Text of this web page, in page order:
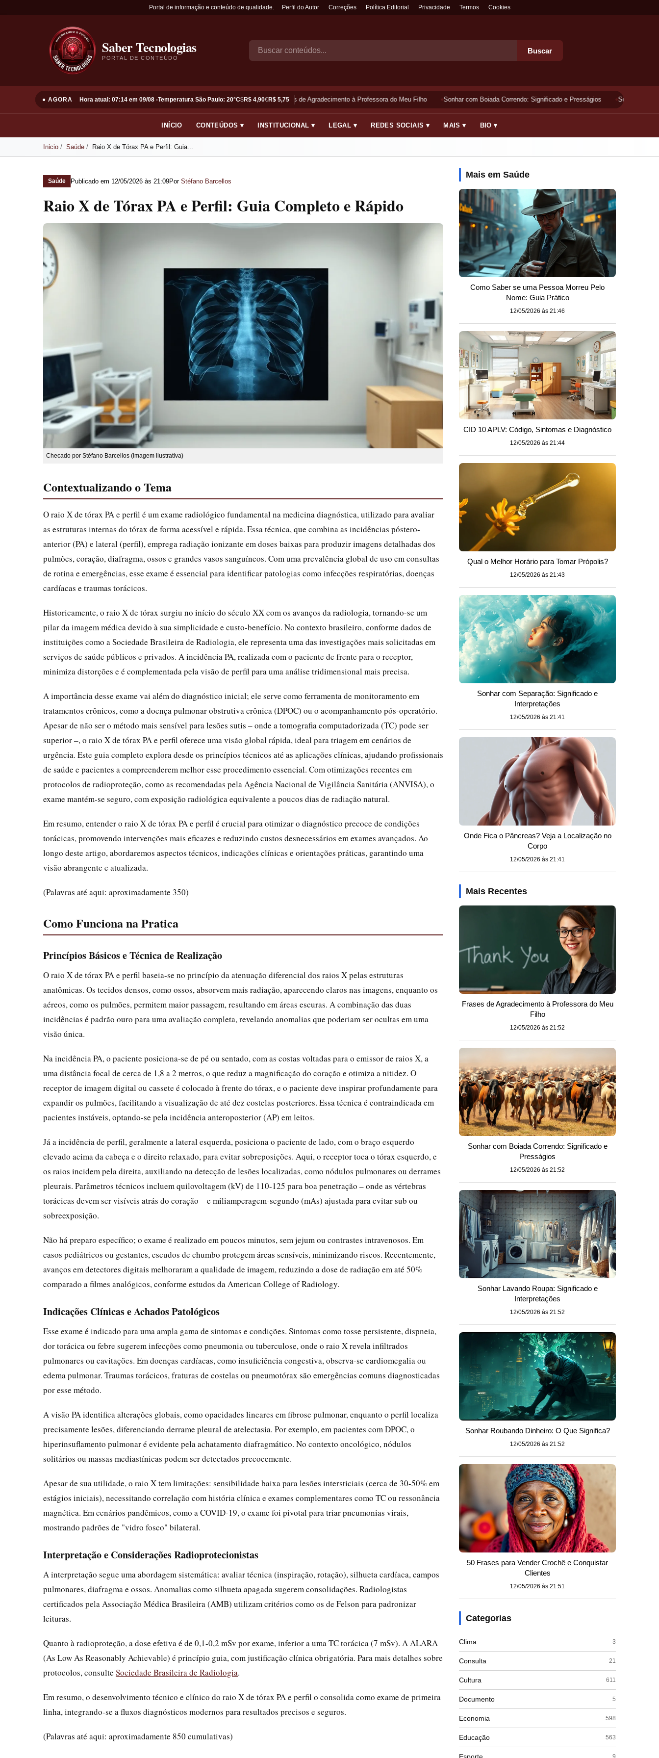
Portal de informação e conteúdo de qualidade. Perfil do Autor Correções Política Editorial Privacidade Termos Cookies
Saber Tecnologias
PORTAL DE CONTEÚDO
Buscar
● AGORA Hora atual: 07:14 em 09/08 -Temperatura São Paulo: 20°C$R$ 4,90€R$ 5,75
Frases de Agradecimento à Professora do Meu Filho Sonhar com Boiada Correndo: Significado e Presságios Sonhar
INÍCIO CONTEÚDOS ▾ INSTITUCIONAL ▾ LEGAL ▾ REDES SOCIAIS ▾ MAIS ▾ BIO ▾
Inicio Saúde Raio X de Tórax PA e Perfil: Guia...
Saúde Publicado em 12/05/2026 às 21:09Por Stéfano Barcellos
Raio X de Tórax PA e Perfil: Guia Completo e Rápido
Checado por Stéfano Barcellos (imagem ilustrativa)
Contextualizando o Tema
O raio X de tórax PA e perfil é um exame radiológico fundamental na medicina diagnóstica, utilizado para avaliar
as estruturas internas do tórax de forma acessível e rápida. Essa técnica, que combina as incidências póstero-
anterior (PA) e lateral (perfil), emprega radiação ionizante em doses baixas para produzir imagens detalhadas dos
pulmões, coração, diafragma, ossos e grandes vasos sanguíneos. Com uma prevalência global de uso em consultas
de rotina e emergências, esse exame é essencial para identificar patologias como infecções respiratórias, doenças
cardíacas e traumas torácicos.
Historicamente, o raio X de tórax surgiu no início do século XX com os avanços da radiologia, tornando-se um
pilar da imagem médica devido à sua simplicidade e custo-benefício. No contexto brasileiro, conforme dados de
instituições como a Sociedade Brasileira de Radiologia, ele representa uma das investigações mais solicitadas em
serviços de saúde públicos e privados. A incidência PA, realizada com o paciente de frente para o receptor,
minimiza distorções e é complementada pela visão de perfil para uma análise tridimensional mais precisa.
A importância desse exame vai além do diagnóstico inicial; ele serve como ferramenta de monitoramento em
tratamentos crônicos, como a doença pulmonar obstrutiva crônica (DPOC) ou o acompanhamento pós-operatório.
Apesar de não ser o método mais sensível para lesões sutis – onde a tomografia computadorizada (TC) pode ser
superior –, o raio X de tórax PA e perfil oferece uma visão global rápida, ideal para triagem em cenários de
urgência. Este guia completo explora desde os princípios técnicos até as aplicações clínicas, ajudando profissionais
de saúde e pacientes a compreenderem melhor esse procedimento essencial. Com otimizações recentes em
protocolos de radioproteção, como as recomendadas pela Agência Nacional de Vigilância Sanitária (ANVISA), o
exame mantém-se seguro, com exposição radiológica equivalente a poucos dias de radiação natural.
Em resumo, entender o raio X de tórax PA e perfil é crucial para otimizar o diagnóstico precoce de condições
torácicas, promovendo intervenções mais eficazes e reduzindo custos desnecessários em exames avançados. Ao
longo deste artigo, abordaremos aspectos técnicos, indicações clínicas e orientações práticas, garantindo uma
visão abrangente e atualizada.
(Palavras até aqui: aproximadamente 350)
Como Funciona na Pratica
Princípios Básicos e Técnica de Realização
O raio X de tórax PA e perfil baseia-se no princípio da atenuação diferencial dos raios X pelas estruturas
anatômicas. Os tecidos densos, como ossos, absorvem mais radiação, aparecendo claros nas imagens, enquanto os
aéreos, como os pulmões, permitem maior passagem, resultando em áreas escuras. A combinação das duas
incidências é padrão ouro para uma avaliação completa, revelando anomalias que poderiam ser ocultas em uma
visão única.
Na incidência PA, o paciente posiciona-se de pé ou sentado, com as costas voltadas para o emissor de raios X, a
uma distância focal de cerca de 1,8 a 2 metros, o que reduz a magnificação do coração e otimiza a nitidez. O
receptor de imagem digital ou cassete é colocado à frente do tórax, e o paciente deve inspirar profundamente para
expandir os pulmões, facilitando a visualização de até dez costelas posteriores. Essa técnica é contraindicada em
pacientes instáveis, optando-se pela incidência anteroposterior (AP) em leitos.
Já a incidência de perfil, geralmente a lateral esquerda, posiciona o paciente de lado, com o braço esquerdo
elevado acima da cabeça e o direito relaxado, para evitar sobreposições. Aqui, o receptor toca o tórax esquerdo, e
os raios incidem pela direita, auxiliando na detecção de lesões localizadas, como nódulos pulmonares ou derrames
pleurais. Parâmetros técnicos incluem quilovoltagem (kV) de 110-125 para boa penetração – onde as vértebras
torácicas devem ser visíveis atrás do coração – e miliamperagem-segundo (mAs) ajustada para evitar sub ou
sobreexposição.
Não há preparo específico; o exame é realizado em poucos minutos, sem jejum ou contrastes intravenosos. Em
casos pediátricos ou gestantes, escudos de chumbo protegem áreas sensíveis, minimizando riscos. Recentemente,
avanços em detectores digitais melhoraram a qualidade de imagem, reduzindo a dose de radiação em até 50%
comparado a filmes analógicos, conforme estudos da American College of Radiology.
Indicações Clínicas e Achados Patológicos
Esse exame é indicado para uma ampla gama de sintomas e condições. Sintomas como tosse persistente, dispneia,
dor torácica ou febre sugerem infecções como pneumonia ou tuberculose, onde o raio X revela infiltrados
pulmonares ou cavitações. Em doenças cardíacas, como insuficiência congestiva, observa-se cardiomegalia ou
edema pulmonar. Traumas torácicos, fraturas de costelas ou pneumotórax são emergências comuns diagnosticadas
por esse método.
A visão PA identifica alterações globais, como opacidades lineares em fibrose pulmonar, enquanto o perfil localiza
precisamente lesões, diferenciando derrame pleural de atelectasia. Por exemplo, em pacientes com DPOC, o
hiperinsuflamento pulmonar é evidente pela achatamento diafragmático. No contexto oncológico, nódulos
solitários ou massas mediastínicas podem ser detectados precocemente.
Apesar de sua utilidade, o raio X tem limitações: sensibilidade baixa para lesões intersticiais (cerca de 30-50% em
estágios iniciais), necessitando correlação com história clínica e exames complementares como TC ou ressonância
magnética. Em cenários pandêmicos, como a COVID-19, o exame foi pivotal para triar pneumonias virais,
mostrando padrões de "vidro fosco" bilateral.
Interpretação e Considerações Radioprotecionistas
A interpretação segue uma abordagem sistemática: avaliar técnica (inspiração, rotação), silhueta cardíaca, campos
pulmonares, diafragma e ossos. Anomalias como silhueta apagada sugerem consolidações. Radiologistas
certificados pela Associação Médica Brasileira (AMB) utilizam critérios como os de Felson para padronizar
leituras.
Quanto à radioproteção, a dose efetiva é de 0,1-0,2 mSv por exame, inferior a uma TC torácica (7 mSv). A ALARA
(As Low As Reasonably Achievable) é princípio guia, com justificação clínica obrigatória. Para mais detalhes sobre
protocolos, consulte Sociedade Brasileira de Radiologia.
Em resumo, o desenvolvimento técnico e clínico do raio X de tórax PA e perfil o consolida como exame de primeira
linha, integrando-se a fluxos diagnósticos modernos para resultados precisos e seguros.
(Palavras até aqui: aproximadamente 850 cumulativas)
Mais em Saúde
Como Saber se uma Pessoa Morreu Pelo
Nome: Guia Prático
12/05/2026 às 21:46
CID 10 APLV: Código, Sintomas e Diagnóstico
12/05/2026 às 21:44
Qual o Melhor Horário para Tomar Própolis?
12/05/2026 às 21:43
Sonhar com Separação: Significado e
Interpretações
12/05/2026 às 21:41
Onde Fica o Pâncreas? Veja a Localização no
Corpo
12/05/2026 às 21:41
Mais Recentes
Frases de Agradecimento à Professora do Meu
Filho
12/05/2026 às 21:52
Sonhar com Boiada Correndo: Significado e
Presságios
12/05/2026 às 21:52
Sonhar Lavando Roupa: Significado e
Interpretações
12/05/2026 às 21:52
Sonhar Roubando Dinheiro: O Que Significa?
12/05/2026 às 21:52
50 Frases para Vender Crochê e Conquistar
Clientes
12/05/2026 às 21:51
Categorias
Clima 3
Consulta 21
Cultura 611
Documento 5
Economia 598
Educação 563
9